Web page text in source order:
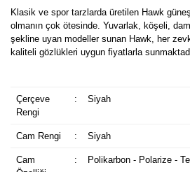
Klasik ve spor tarzlarda üretilen Hawk
olmanın çok ötesinde. Yuvarlak, köşeli,
şekline uyan modeller sunan Hawk, her
kaliteli gözlükleri uygun fiyatlarla
Çerçeve
Rengi
: Siyah
Cam Rengi : Siyah
Cam
: Polikarbon - Polarize -